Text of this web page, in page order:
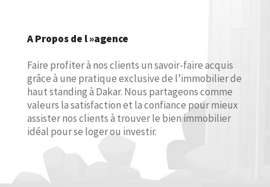
A Propos de l »agence
Faire profiter à nos clients un savoir-faire acquis
grâce à une pratique exclusive de l’immobilier de
haut standing à Dakar. Nous partageons comme
valeurs la satisfaction et la confiance pour mieux
assister nos clients à trouver le bien immobilier
idéal pour se loger ou investir.